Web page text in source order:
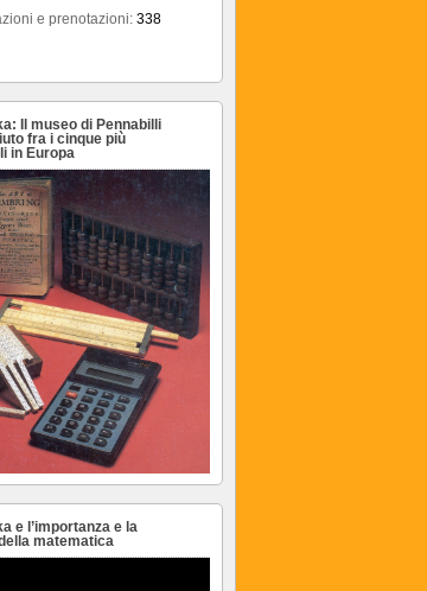
e prenotazioni: 338
Il museo di Pennabilli
fra i cinque più
in Europa
e l’importanza e la
matematica